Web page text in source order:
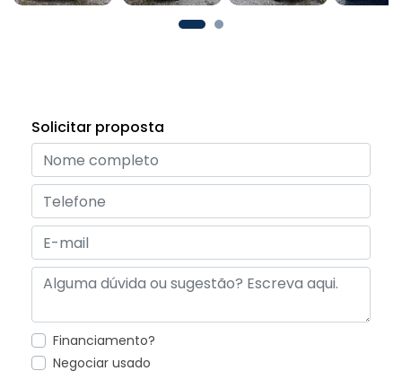
Solicitar proposta
Financiamento?
Negociar usado